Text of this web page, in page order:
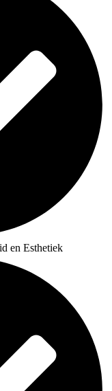
en Esthetiek